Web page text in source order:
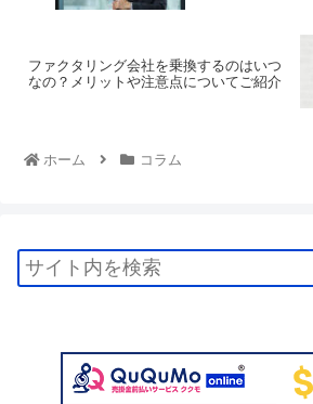
ファクタリング会社を乗換するのはいつ
なの？メリットや注意点についてご紹介
ホーム コラム